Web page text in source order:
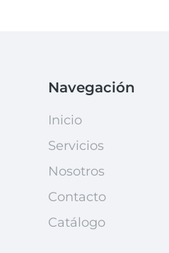
Navegación
Inicio
Servicios
Nosotros
Contacto
Catálogo